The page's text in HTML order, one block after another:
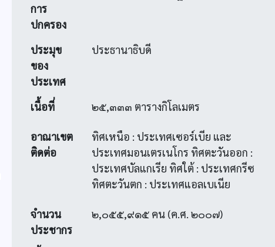
การ
ปกครอง
ประมุข
ของ
ประเทศ
ประธานาธิบดี
เนื้อที่ ๒๕,๓๓๓ ตารางกิโลเมตร
อาณาเขต
ติดต่อ
ทิศเหนือ : ประเทศเซอร์เบีย และ
ประเทศมอนเตรเนโกร ทิศตะวันออก :
ประเทศบัลแกเรีย ทิศใต้ : ประเทศกรีซ
ทิศตะวันตก : ประเทศแอลเบเนีย
จำนวน
ประชากร
๒,๐๕๕,๙๑๕ คน (ค.ศ. ๒๐๐๗)